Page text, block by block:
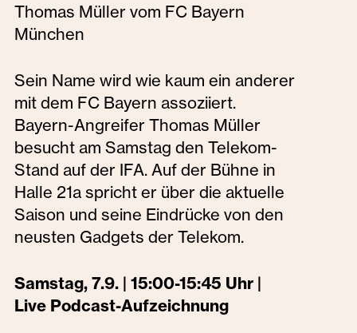
Thomas Müller vom FC Bayern
München
Sein Name wird wie kaum ein anderer
mit dem FC Bayern assoziiert.
Bayern-Angreifer Thomas Müller
besucht am Samstag den Telekom-
Stand auf der IFA. Auf der Bühne in
Halle 21a spricht er über die aktuelle
Saison und seine Eindrücke von den
neusten Gadgets der Telekom.
Samstag, 7.9. | 15:00-15:45 Uhr |
Live Podcast-Aufzeichnung